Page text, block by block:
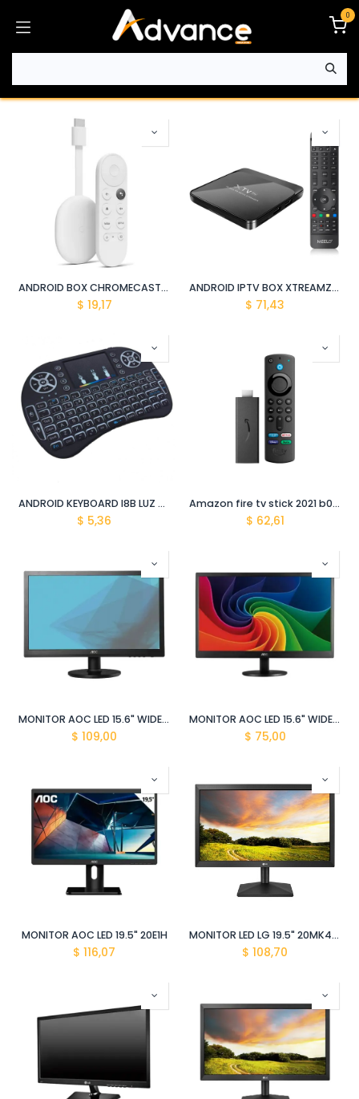
0
ANDROID BOX CHROMECAST 256MB/64MB RK3229
$ 19,17
ANDROID IPTV BOX XTREAMZ X1 1GB /8GB ANDROID 8.0
$ 71,43
ANDROID KEYBOARD I8B LUZ BLANCA
$ 5,36
Amazon fire tv stick 2021 b08c1w5n87
$ 62,61
MONITOR AOC LED 15.6" WIDE E1660SW
$ 109,00
MONITOR AOC LED 15.6" WIDE E1670SW
$ 75,00
MONITOR AOC LED 19.5" 20E1H
$ 116,07
MONITOR LED LG 19.5" 20MK400H-B HDMI-VGA
$ 108,70